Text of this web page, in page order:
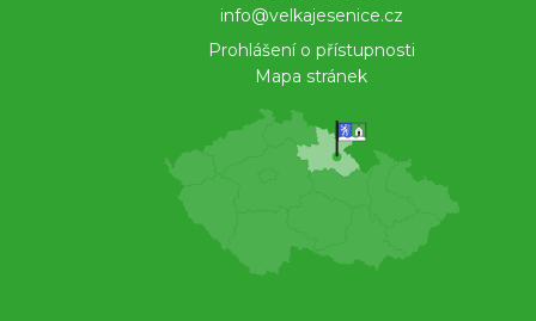
info@velkajesenice.cz
Prohlášení o přístupnosti
Mapa stránek